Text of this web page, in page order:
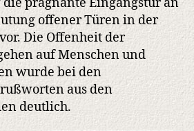
offener Türen in der
Die Offenheit der
auf Menschen und
wurde bei den
aus den
deutlich.